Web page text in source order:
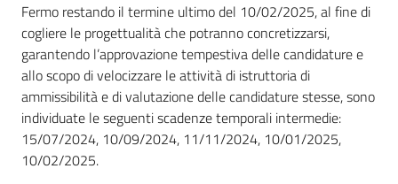
Fermo restando il termine ultimo del 10/02/2025, al fine di
cogliere le progettualità che potranno concretizzarsi,
garantendo l’approvazione tempestiva delle candidature e
allo scopo di velocizzare le attività di istruttoria di
ammissibilità e di valutazione delle candidature stesse, sono
individuate le seguenti scadenze temporali intermedie:
15/07/2024, 10/09/2024, 11/11/2024, 10/01/2025,
10/02/2025.